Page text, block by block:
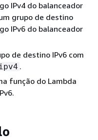
IPv4 do balanceador
grupo de destino
IPv6 do balanceador
de destino IPv6 com
.
função do Lambda